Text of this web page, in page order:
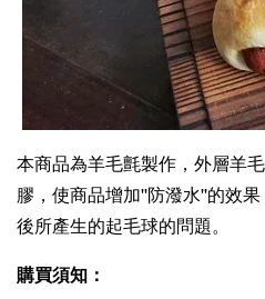
本商品為羊毛氈製作，外層羊
膠，使商品增加''防潑水''的效
後所產生的起毛球的問題。
購買須知：